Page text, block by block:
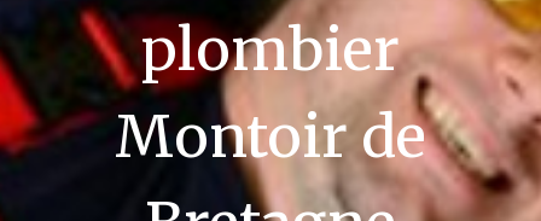
plombier
Montoir de